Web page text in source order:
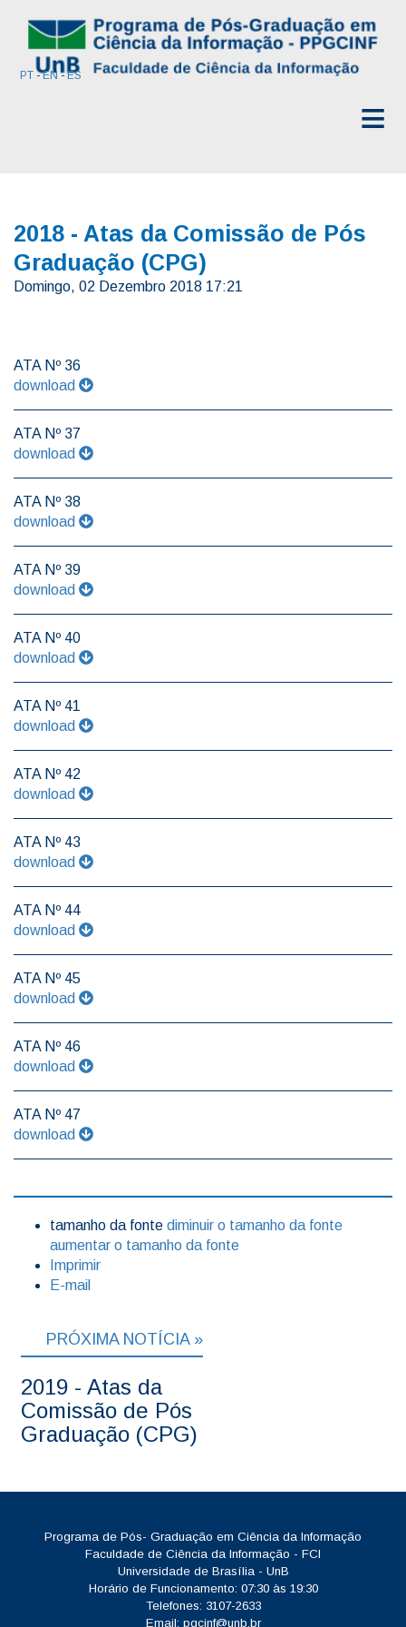
PT -EN -ES
≡
2018 - Atas da Comissão de Pós
Graduação (CPG)
Domingo, 02 Dezembro 2018 17:21
ATA Nº 36
download
ATA Nº 37
download
ATA Nº 38
download
ATA Nº 39
download
ATA Nº 40
download
ATA Nº 41
download
ATA Nº 42
download
ATA Nº 43
download
ATA Nº 44
download
ATA Nº 45
download
ATA Nº 46
download
ATA Nº 47
download
tamanho da fonte diminuir o tamanho da fonte
aumentar o tamanho da fonte
Imprimir
E-mail
PRÓXIMA NOTÍCIA »
2019 - Atas da
Comissão de Pós
Graduação (CPG)
Programa de Pós- Graduação em Ciência da Informação
Faculdade de Ciência da Informação - FCI
Universidade de Brasília - UnB
Horário de Funcionamento: 07:30 às 19:30
Telefones: 3107-2633
Email: pgcinf@unb.br